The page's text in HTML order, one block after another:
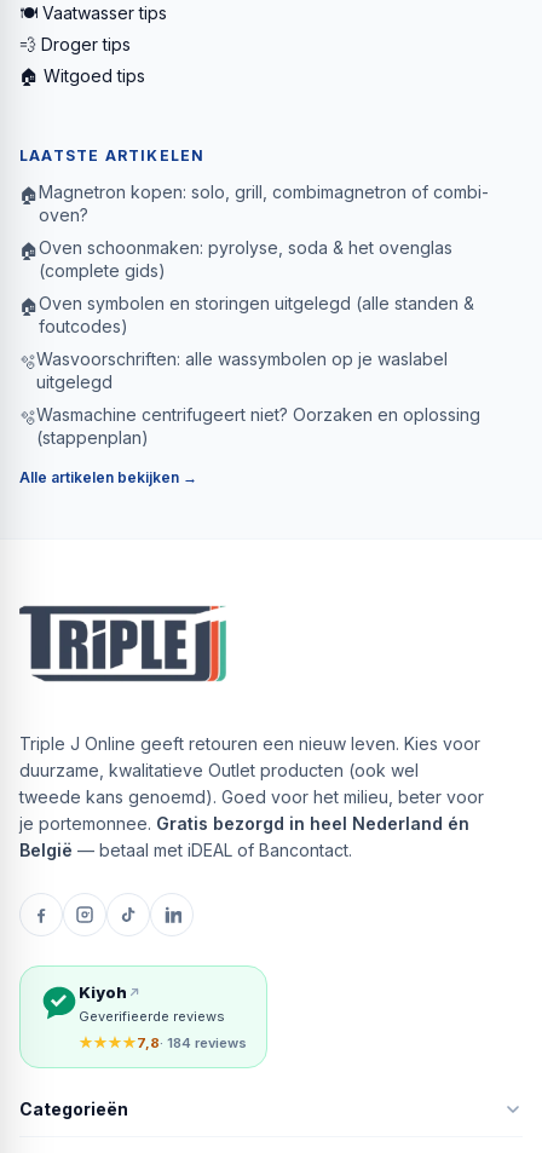
🍽️ Vaatwasser tips
💨 Droger tips
🏠 Witgoed tips
LAATSTE ARTIKELEN
🏠Magnetron kopen: solo, grill, combimagnetron of combi-
oven?
🏠Oven schoonmaken: pyrolyse, soda & het ovenglas
(complete gids)
🏠Oven symbolen en storingen uitgelegd (alle standen &
foutcodes)
🫧Wasvoorschriften: alle wassymbolen op je waslabel
uitgelegd
🫧Wasmachine centrifugeert niet? Oorzaken en oplossing
(stappenplan)
Alle artikelen bekijken →
Triple J Online geeft retouren een nieuw leven. Kies voor
duurzame, kwalitatieve Outlet producten (ook wel
tweede kans genoemd). Goed voor het milieu, beter voor
je portemonnee. Gratis bezorgd in heel Nederland én
België — betaal met iDEAL of Bancontact.
Kiyoh
Geverifieerde reviews
★★★★7,8· 184 reviews
Categorieën